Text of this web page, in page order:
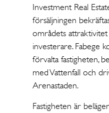
Investment Real
försäljningen
områdets
investerare. Fabege
förvalta fastigheten,
med Vattenfall och
Arenastaden.
Fastigheten är